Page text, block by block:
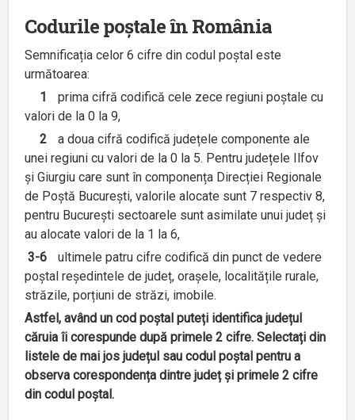
Codurile poștale în România
Semnificația celor 6 cifre din codul poștal este
următoarea:
1
prima cifră codifică cele zece regiuni poștale cu
valori de la 0 la 9,
2
a doua cifră codifică județele componente ale
unei regiuni cu valori de la 0 la 5. Pentru județele Ilfov
și Giurgiu care sunt în componența Direcției Regionale
de Poștă București, valorile alocate sunt 7 respectiv 8,
pentru București sectoarele sunt asimilate unui județ și
au alocate valori de la 1 la 6,
3-6
ultimele patru cifre codifică din punct de vedere
poștal reședintele de județ, orașele, localitățile rurale,
străzile, porțiuni de străzi, imobile.
Astfel, având un cod poștal puteți identifica județul
căruia îi corespunde după primele 2 cifre. Selectați din
listele de mai jos județul sau codul poștal pentru a
observa corespondența dintre județ și primele 2 cifre
din codul poștal.